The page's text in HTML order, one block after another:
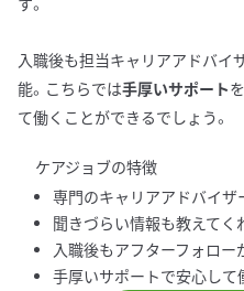
入職後も担当キャリアアドバイ
能。こちらでは手厚いサポート
て働くことができるでしょう。
ケアジョブの特徴
専門のキャリアアドバイザ
聞きづらい情報も教えてく
入職後もアフターフォロー
手厚いサポートで安心して